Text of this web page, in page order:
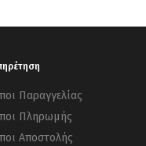
Παραγγελίας
Πληρωμής
Αποστολής